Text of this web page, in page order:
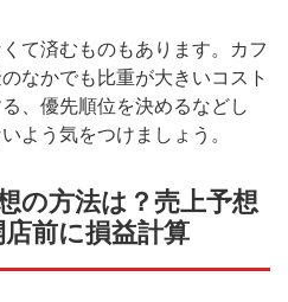
て済むものもあります。カフ
なかでも比重が大きいコスト
、優先順位を決めるなどし
よう気をつけましょう。
の方法は？売上予想
前に損益計算